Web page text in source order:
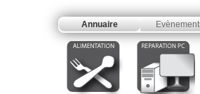
Annuaire